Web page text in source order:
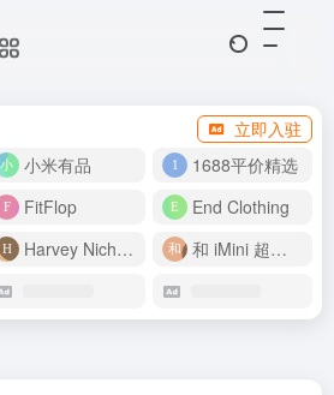
立即入驻
小米有品
1688平价精选
FitFlop
End Clothing
Harvey Nichols
和 iMini 超级智能体一起构建伟大作品